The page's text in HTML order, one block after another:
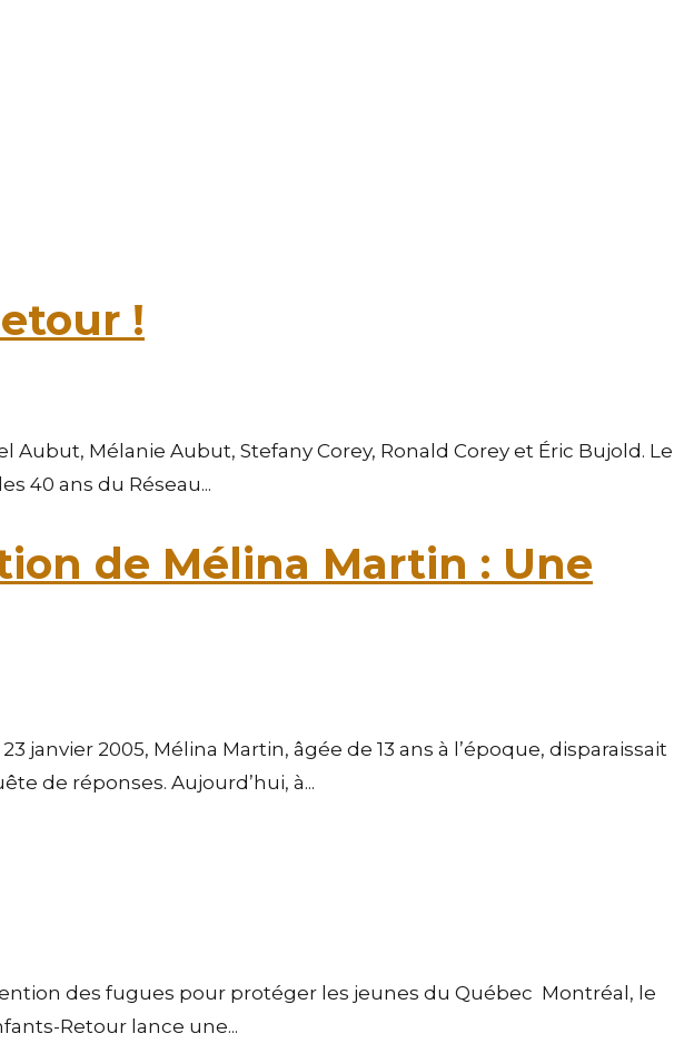
!
Mélanie Aubut, Stefany Corey, Ronald Corey et Éric Bujold. Le
40 ans du Réseau...
de Mélina Martin : Une
2005, Mélina Martin, âgée de 13 ans à l’époque, disparaissait
de réponses. Aujourd’hui, à...
des fugues pour protéger les jeunes du Québec Montréal, le
Retour lance une...